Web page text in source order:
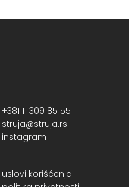
+381 11 309 85 55
struja@struja.rs
instagram
uslovi korišćenja